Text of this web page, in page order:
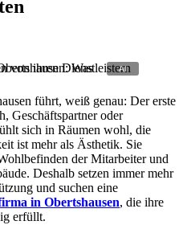
führt, weiß genau: Der erste
Geschäftspartner oder
sich in Räumen wohl, die
ist mehr als Ästhetik. Sie
der Mitarbeiter und
Deshalb setzen immer mehr
und suchen eine
in Obertshausen, die ihre
erfüllt.